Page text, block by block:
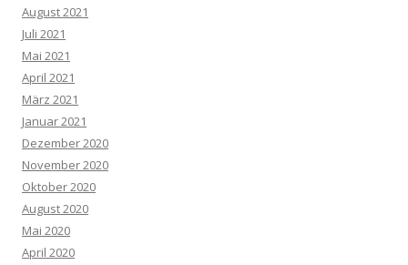
August 2021
Juli 2021
Mai 2021
April 2021
März 2021
Januar 2021
Dezember 2020
November 2020
Oktober 2020
August 2020
Mai 2020
April 2020